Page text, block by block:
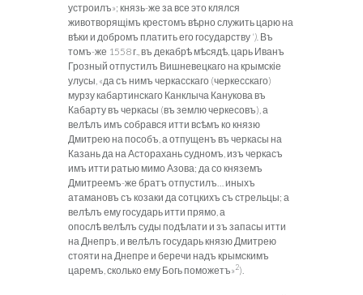
устроилъ»; князь-же за все это клялся
животворящімъ крестомъ вѣрно служить царю на
вѣки и добромъ платить его государству ‘). Въ
томъ-же 1558 г., въ декабрѣ мѣсядѣ, царь Иванъ
Грозный отпустилъ Вишневецкаго на крымскіе
улусы, «да съ нимъ черкасскаго (черкесскаго)
мурзу кабартинскаго Канклыча Канукова въ
Кабарту въ черкасы (въ землю черкесовъ), а
велѣлъ имъ собрався итти всѣмъ ко князю
Дмитрею на пособъ, а отпущенъ въ черкасы на
Казань да на Асторахань судномъ, изъ черкасъ
имъ итти ратью мимо Азова; да со княземъ
Дмитреемъ-же братъ отпустилъ… иныхъ
атамановъ съ козаки да сотцкихъ съ стрельцы; а
велѣлъ ему государь итти прямо, а
опослѣ велѣлъ суды подѣлати и зъ запасы итти
на Днепръ, и велѣлъ государь князю Дмитрею
стояти на Днепре и беречи надъ крымскимъ
царемъ, сколько ему Богь поможетъ»2).